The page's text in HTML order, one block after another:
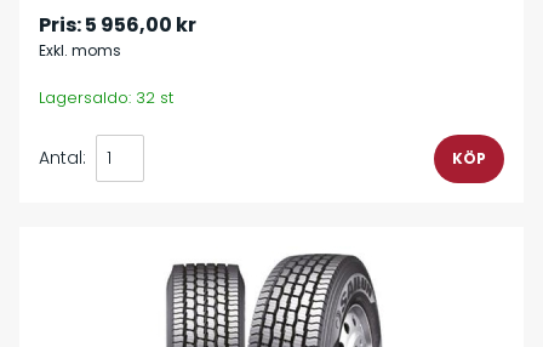
Pris:5 956,00 kr
Exkl. moms
Lagersaldo: 32 st
Antal: